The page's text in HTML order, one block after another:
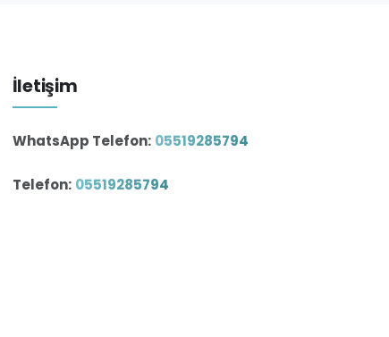
İletişim
WhatsApp Telefon: 05519285794
Telefon: 05519285794